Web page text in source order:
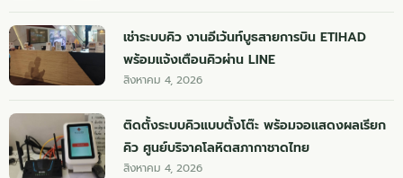
เช่าระบบคิว งานอีเว้นท์บูธสายการบิน ETIHAD
พร้อมแจ้งเตือนคิวผ่าน LINE
สิงหาคม 4, 2026
ติดตั้งระบบคิวแบบตั้งโต๊ะ พร้อมจอแสดงผลเรียก
คิว ศูนย์บริจาคโลหิตสภากาชาดไทย
สิงหาคม 4, 2026